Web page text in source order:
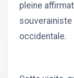
pleine
occidentale.